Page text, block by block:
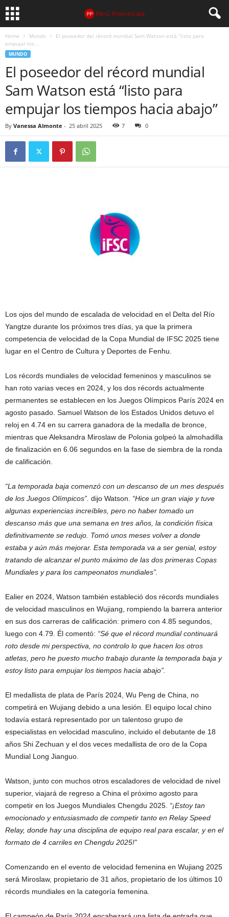
Home Mundo
El poseedor del récord mundial Sam Watson está “listo para
empujar los...
MUNDO
El poseedor del récord mundial
Sam Watson está “listo para
empujar los tiempos hacia abajo”
By Vanessa Almonte - 25 abril 2025 7 0
Los ojos del mundo de escalada de velocidad en el Delta del Río
Yangtze durante los próximos tres días, ya que la primera
competencia de velocidad de la Copa Mundial de IFSC 2025 tiene
lugar en el Centro de Cultura y Deportes de Fenhu.
Los récords mundiales de velocidad femeninos y masculinos se
han roto varias veces en 2024, y los dos récords actualmente
permanentes se establecen en los Juegos Olímpicos París 2024 en
agosto pasado. Samuel Watson de los Estados Unidos detuvo el
reloj en 4.74 en su carrera ganadora de la medalla de bronce,
mientras que Aleksandra Miroslaw de Polonia golpeó la almohadilla
de finalización en 6.06 segundos en la fase de siembra de la ronda
de calificación.
“La temporada baja comenzó con un descanso de un mes después
de los Juegos Olímpicos”. dijo Watson. “Hice un gran viaje y tuve
algunas experiencias increíbles, pero no haber tomado un
descanso más que una semana en tres años, la condición física
definitivamente se redujo. Tomó unos meses volver a donde
estaba y aún más mejorar. Esta temporada va a ser genial, estoy
tratando de alcanzar el punto máximo de las dos primeras Copas
Mundiales y para los campeonatos mundiales”.
Ealier en 2024, Watson también estableció dos récords mundiales
de velocidad masculinos en Wujiang, rompiendo la barrera anterior
en sus dos carreras de calificación: primero con 4.85 segundos,
luego con 4.79. Él comentó: “Sé que el récord mundial continuará
roto desde mi perspectiva, no controlo lo que hacen los otros
atletas, pero he puesto mucho trabajo durante la temporada baja y
estoy listo para empujar los tiempos hacia abajo”.
El medallista de plata de París 2024, Wu Peng de China, no
competirá en Wujiang debido a una lesión. El equipo local chino
todavía estará representado por un talentoso grupo de
especialistas en velocidad masculino, incluido el debutante de 18
años Shi Zechuan y el dos veces medallista de oro de la Copa
Mundial Long Jianguo.
Watson, junto con muchos otros escaladores de velocidad de nivel
superior, viajará de regreso a China el próximo agosto para
competir en los Juegos Mundiales Chengdu 2025. “¡Estoy tan
emocionado y entusiasmado de competir tanto en Relay Speed ​​
Relay, donde hay una disciplina de equipo real para escalar, y en el
formato de 4 carriles en Chengdu 2025!”
Comenzando en el evento de velocidad femenina en Wujiang 2025
será Miroslaw, propietario de 31 años, propietario de los últimos 10
récords mundiales en la categoría femenina.